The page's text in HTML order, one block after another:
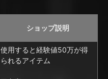
ショップ説明
使用すると経験値50万が得
られるアイテム